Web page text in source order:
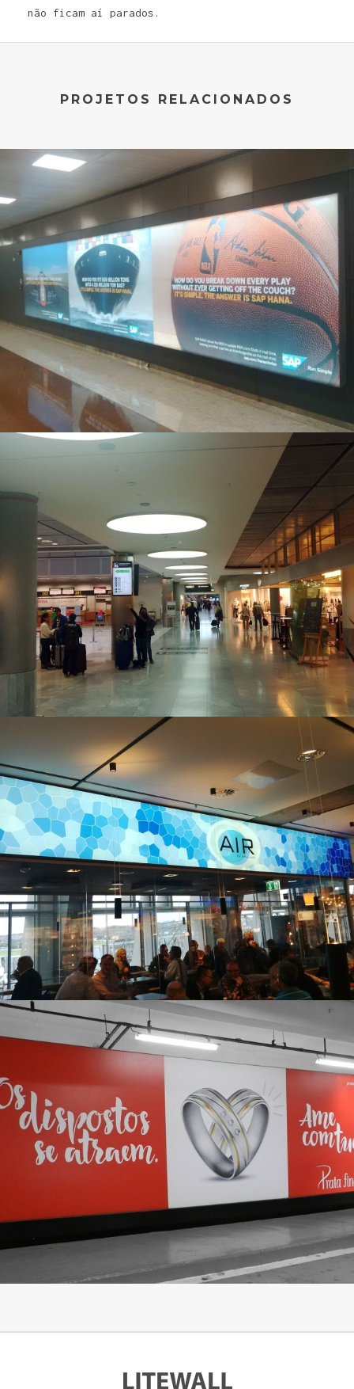
não ficam aí parados.
PROJETOS RELACIONADOS